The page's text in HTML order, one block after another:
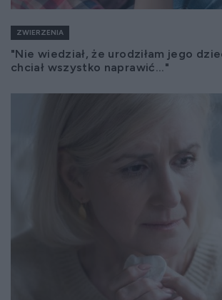
ZWIERZENIA
"Nie wiedział, że urodziłam jego
chciał wszystko naprawić..."